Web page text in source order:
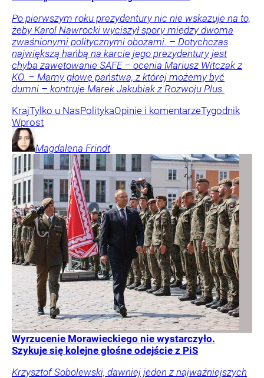
Po pierwszym roku prezydentury nic nie wskazuje na to,
żeby Karol Nawrocki wyciszył spory między dwoma
zwaśnionymi politycznymi obozami. – Dotychczas
największą hańbą na karcie jego prezydentury jest
chyba zawetowanie SAFE – ocenia Mariusz Witczak z
KO. – Mamy głowę państwa, z której możemy być
dumni – kontruje Marek Jakubiak z Rozwoju Plus.
KrajTylko u NasPolitykaOpinie i komentarzeTygodnik
Wprost
Magdalena Frindt
Wyrzucenie Morawieckiego nie wystarczyło.
Szykuje się kolejne głośne odejście z PiS
Krzysztof Sobolewski, dawniej jeden z najważniejszych